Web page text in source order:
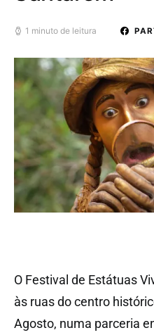
1 minuto de leitura
O Festival de Estátuas
às ruas do centro
Agosto, numa parceria